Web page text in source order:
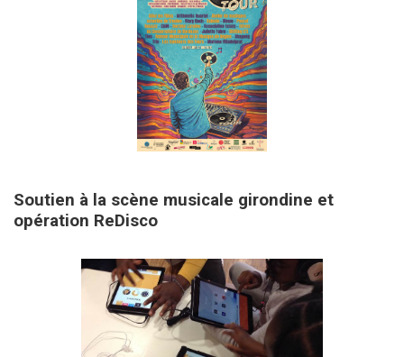
Soutien à la scène musicale girondine et
opération ReDisco